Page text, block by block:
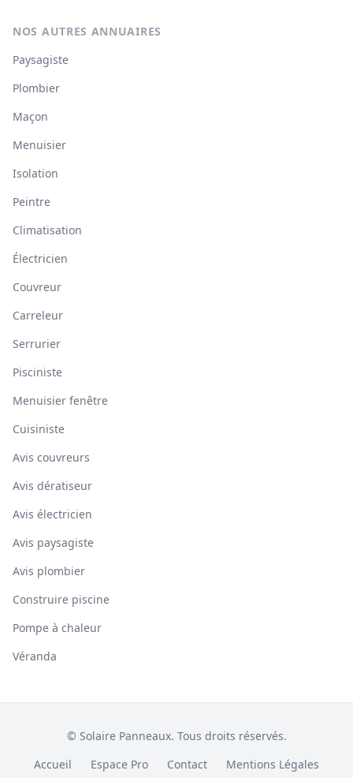
NOS AUTRES ANNUAIRES
Paysagiste
Plombier
Maçon
Menuisier
Isolation
Peintre
Climatisation
Électricien
Couvreur
Carreleur
Serrurier
Pisciniste
Menuisier fenêtre
Cuisiniste
Avis couvreurs
Avis dératiseur
Avis électricien
Avis paysagiste
Avis plombier
Construire piscine
Pompe à chaleur
Véranda
© Solaire Panneaux. Tous droits réservés.
Accueil
Espace Pro Contact Mentions Légales